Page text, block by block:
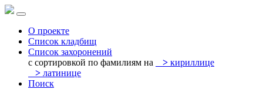
О проекте
Список кладбищ
Список захоронений
с сортировкой по фамилиям на
> кириллице
> латинице
Поиск